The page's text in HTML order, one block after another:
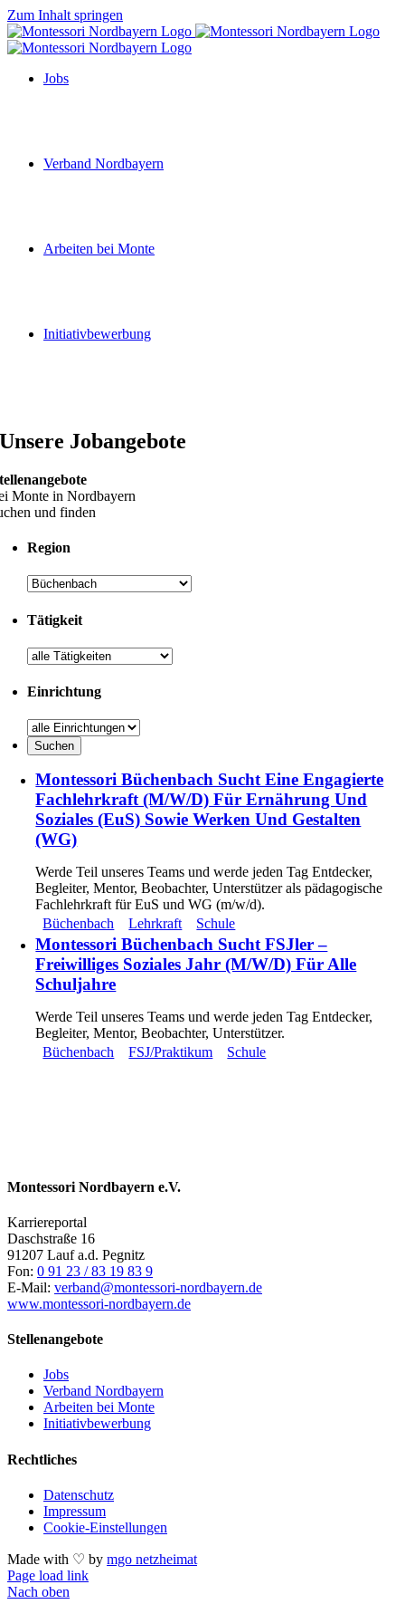
Zum Inhalt springen
Jobs
Verband Nordbayern
Arbeiten bei Monte
Initiativbewerbung
Unsere Jobangebote
Monte in Nordbayern
und finden
Region
Tätigkeit
Einrichtung
Montessori Büchenbach Sucht Eine Engagierte
Fachlehrkraft (m/w/d) Für Ernährung Und
Soziales (EuS) Sowie Werken Und Gestalten
(WG)
Werde Teil unseres Teams und werde jeden Tag Entdecker,
Begleiter, Mentor, Beobachter, Unterstützer als pädagogische
Fachlehrkraft für EuS und WG (m/w/d).
Büchenbach
Lehrkraft Schule
Montessori Büchenbach Sucht FSJler –
Freiwilliges Soziales Jahr (m/w/d) Für Alle
Schuljahre
Werde Teil unseres Teams und werde jeden Tag Entdecker,
Begleiter, Mentor, Beobachter, Unterstützer.
Büchenbach
FSJ/Praktikum Schule
Montessori Nordbayern e.V.
Karriereportal
Daschstraße 16
91207 Lauf a.d. Pegnitz
Fon: 0 91 23 / 83 19 83 9
E-Mail: verband@montessori-nordbayern.de
www.montessori-nordbayern.de
Stellenangebote
Jobs
Verband Nordbayern
Arbeiten bei Monte
Initiativbewerbung
Rechtliches
Datenschutz
Impressum
Cookie-Einstellungen
Made with ♡ by mgo netzheimat
Page load link
Nach oben